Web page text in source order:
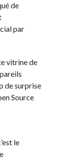
de
par
vitrine de
de surprise
Source
le